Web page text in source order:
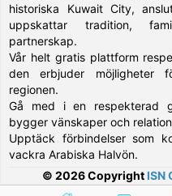
historiska Kuwait City,
uppskattar tradition,
partnerskap.
Vår helt gratis plattform
den erbjuder möjligheter
regionen.
Gå med i en respekterad
bygger vänskaper och
Upptäck förbindelser som
vackra Arabiska Halvön.
© 2026 Copyright ISN